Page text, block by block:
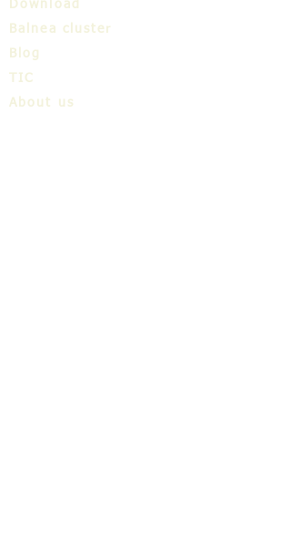
Download
Balnea cluster
Blog
TIC
About us